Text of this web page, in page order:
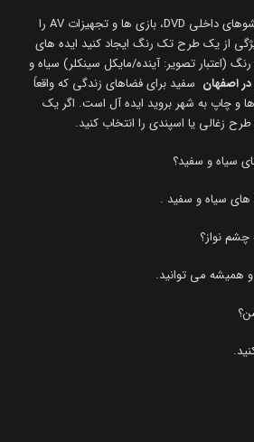
در حالی که کابینت ها و کشوهای داخلی DVD، بازی ها و تجهیزات AV را
48. یک ویژگی از یک طرح تک رنگ ایجاد کنید ایده های
(اعتبار تصویر: آینده/مایکل سینکلر) سیاه و
اصفهان سفید برای فضاهای زندگی که واقعاً
ها و چاپ به شهر بروید ایده آل است. اگر یک
زغالی یا اسپندی را انتخاب کنید.
سیاه و سفید؟
سیاه و سفید .
چشم نواز؟
و همیشه می توانید.